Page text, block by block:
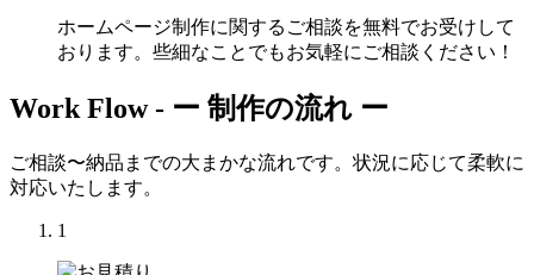
ホームページ制作に関するご相談を無料でお受けして
おります。些細なことでもお気軽にご相談ください！
Work Flow - ー 制作の流れ ー
ご相談〜納品までの大まかな流れです。状況に応じて柔軟に
対応いたします。
1